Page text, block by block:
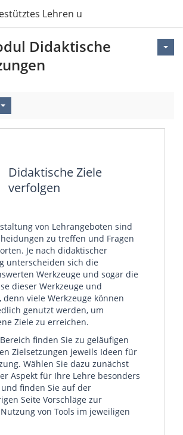
Lehren und Lernen
Didaktische
Didaktische Ziele
verfolgen
von Lehrangeboten sind
zu treffen und Fragen
Je nach didaktischer
unterscheiden sich die
Werkzeuge und sogar die
dieser Werkzeuge und
denn viele Werkzeuge können
genutzt werden, um
Ziele zu erreichen.
finden Sie zu geläufigen
Zielsetzungen jeweils Ideen für
Wählen Sie dazu zunächst
Aspekt für Ihre Lehre besonders
finden Sie auf der
Seite Vorschläge zur
von Tools im jeweiligen